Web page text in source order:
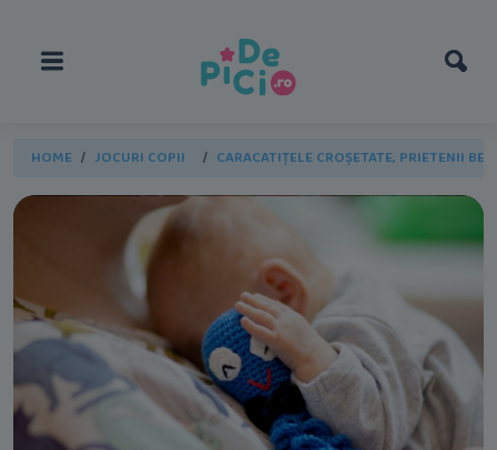
HOME JOCURI COPII CARACATIȚELE CROȘETATE, PRIETENII